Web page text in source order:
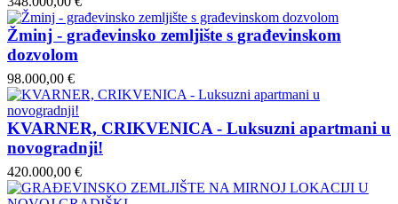
Žminj - građevinsko zemljište s građevinskom
dozvolom
98.000,00 €
KVARNER, CRIKVENICA - Luksuzni apartmani u
novogradnji!
420.000,00 €